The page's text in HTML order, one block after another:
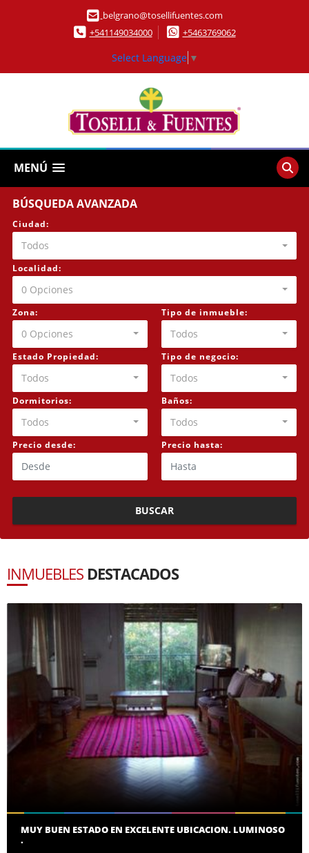
belgrano@tosellifuentes.com
+541149034000
+5463769062
Select Language ▼
MENÚ
BÚSQUEDA AVANZADA
Ciudad:
Todos
Localidad:
0 Opciones
Zona:
0 Opciones
Tipo de inmueble:
Todos
Estado Propiedad:
Todos
Tipo de negocio:
Todos
Dormitorios:
Todos
Baños:
Todos
Precio desde: Precio hasta:
BUSCAR
INMUEBLES DESTACADOS
MUY BUEN ESTADO EN EXCELENTE UBICACION. LUMINOSO
.